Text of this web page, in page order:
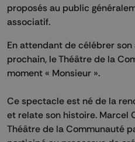
proposés au public
associatif.
En attendant de célébrer son
prochain, le Théâtre de la
moment « Monsieur ».
Ce spectacle est né de la
et relate son histoire. Marcel
Théâtre de la Communauté